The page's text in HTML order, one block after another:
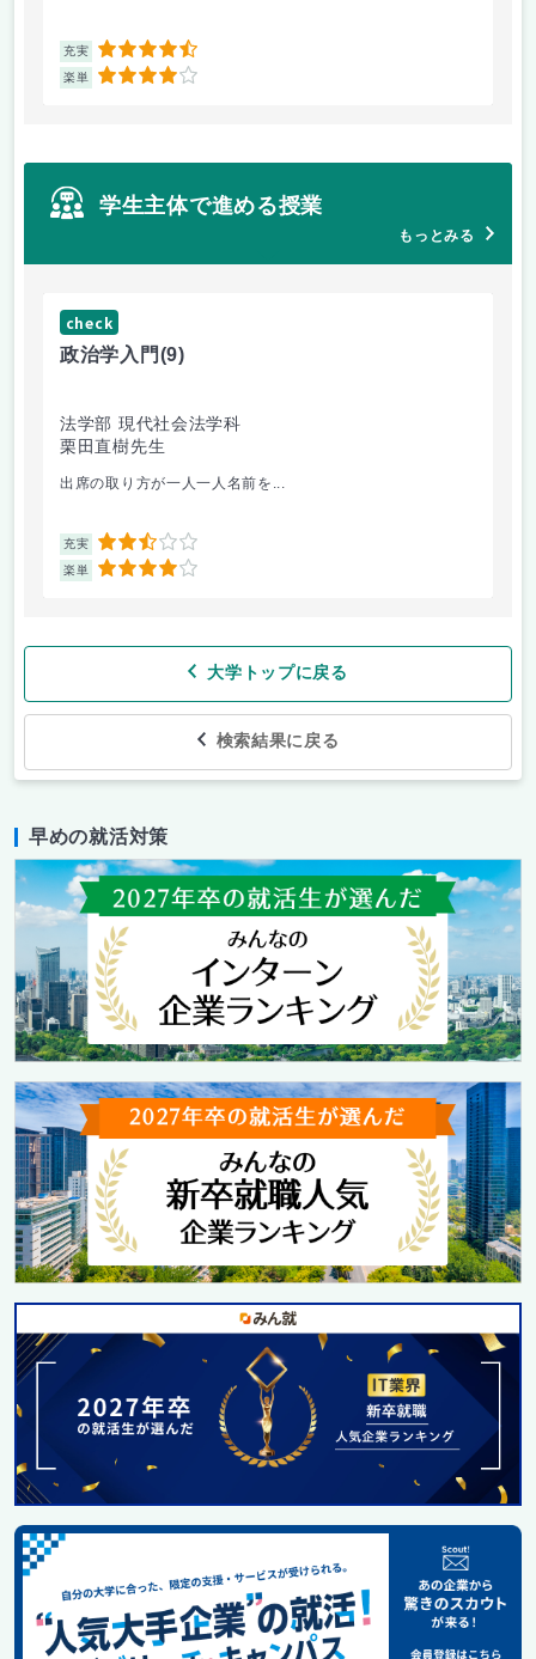
充実 4.5
楽単 4
学生主体で進める授業
もっとみる
check
政治学入門(9)
法学部 現代社会法学科
栗田直樹先生
出席の取り方が一人一人名前を...
充実 2.5
楽単 4
大学トップに戻る
検索結果に戻る
早めの就活対策